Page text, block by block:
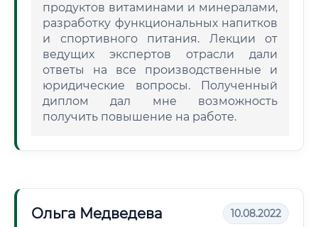
продуктов витаминами и минералами,
разработку функциональных напитков
и спортивного питания. Лекции от
ведущих экспертов отрасли дали
ответы на все производственные и
юридические вопросы. Полученный
диплом дал мне возможность
получить повышение на работе.
Ольга Медведева 10.08.2022